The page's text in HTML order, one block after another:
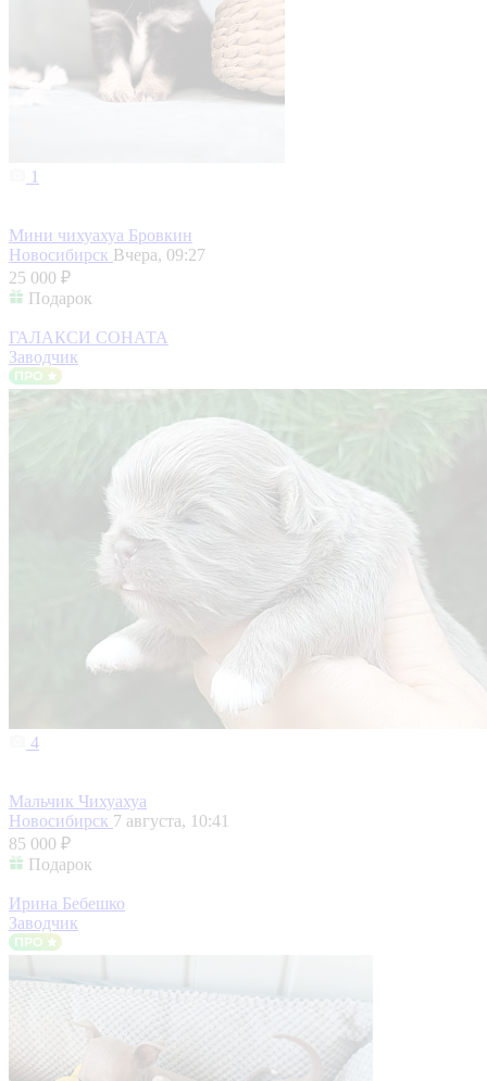
1
Мини чихуахуа Бровкин
Новосибирск Вчера, 09:27
25 000 ₽
Подарок
ГАЛАКСИ СОНАТА
Заводчик
4
Мальчик Чихуахуа
Новосибирск 7 августа, 10:41
85 000 ₽
Подарок
Ирина Бебешко
Заводчик